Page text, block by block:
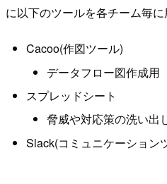
に以下のツールを各チーム毎に
Cacoo(作図ツール)
データフロー図作成用
スプレッドシート
脅威や対応策の洗い出
Slack(コミュニケーション